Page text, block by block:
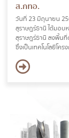
ส.กทอ.
วันที่ 23 มิถุนายน 2564 นายทองรัตน์ วรรณนุช พลังงานจังหวัด
สุราษฎร์ธานี ได้มอบหมายให้เจ้าหน้าที่สำนักงานพลังงานจังหวัด
สุราษฎร์ธานี ลงพื้นที่ดำเนินการตรวจสอบติดตามโครงการฯ ของ ส.กทอ.
ซึ่งเป็นเทคโนโลยีโค
พลังงานความร้อน
สวนปาล์มน้ำมันอุตส